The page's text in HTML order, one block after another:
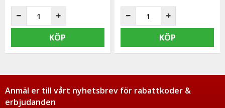
KÖP KÖP
Anmäl er till vårt nyhetsbrev för rabattkoder &
erbjudanden